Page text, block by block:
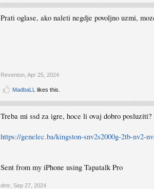
Prati oglase, ako naleti negdje povoljno uzmi,
Reventon Apr 25, 2024
MadbaLL likes this.
Treba mi ssd za igre, hoce li ovaj dobro
https://genelec.ba/kingston-snv2s2000g-2tb-nv2-
Sent from my iPhone using Tapatalk Pro
dmr Sep 27, 2024